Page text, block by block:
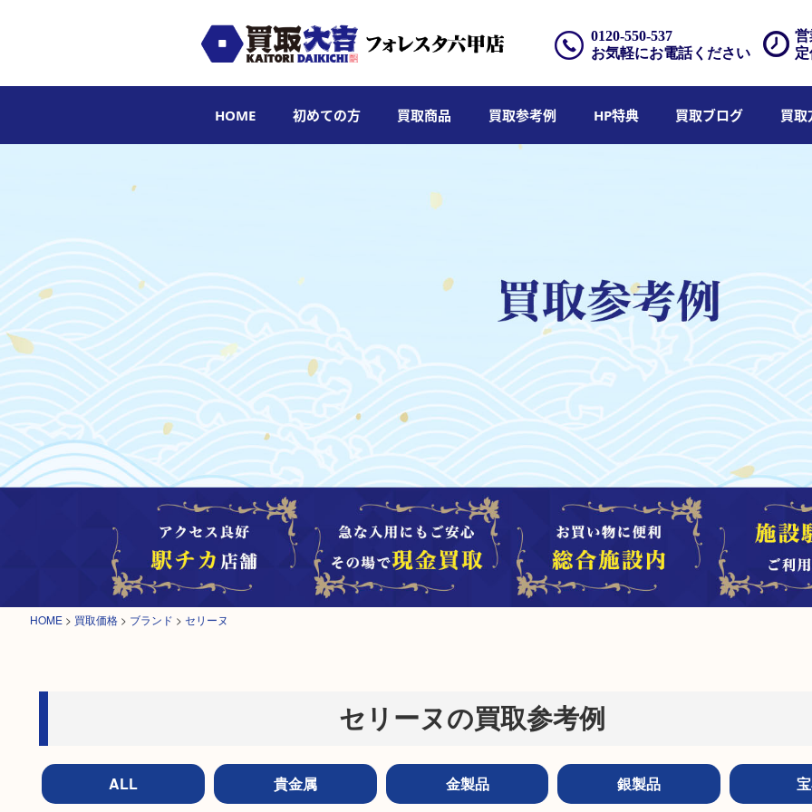
営
0120-550-537
お気軽にお電話ください
HOME 初めての方 買取商品 買取参考例 HP特典 買取ブログ 買取
HOME > 買取価格 > ブランド > セリーヌ
セリーヌの買取参考例
ALL 貴金属 金製品 銀製品